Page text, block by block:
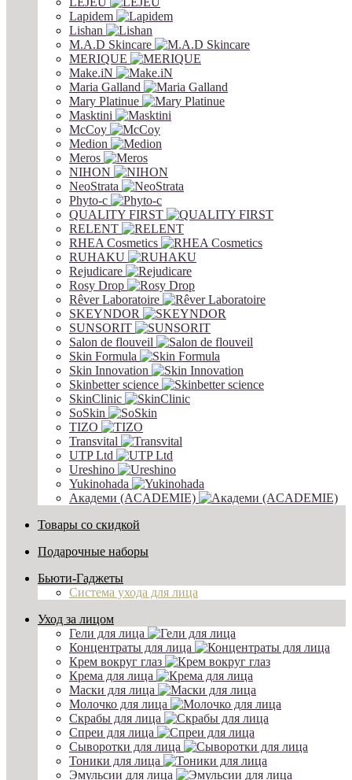
Lapidem
Lishan
M.A.D Skincare
MERIQUE
Make.iN
Maria Galland
Mary Platinue
Masktini
McCoy
Medion
Meros
NIHON
NeoStrata
Phyto-c
QUALITY FIRST
RELENT
RHEA Cosmetics
RUHAKU
Rejudicare
Rosy Drop
Rêver Laboratoire
SKEYNDOR
SUNSORIT
Salon de flouveil
Skin Formula
Skin Innovation
Skinbetter science
SkinСlinic
SoSkin
TIZO
Transvital
UTP Ltd
Ureshino
Yukinohada
Академи (ACADEMIE)
Товары со скидкой
Подарочные наборы
Бьюти-Гаджеты
Система ухода для лица
Уход за лицом
Гели для лица
Концентраты для лица
Крем вокруг глаз
Крема для лица
Маски для лица
Молочко для лица
Скрабы для лица
Спреи для лица
Сыворотки для лица
Тоники для лица
Эмульсии для лица